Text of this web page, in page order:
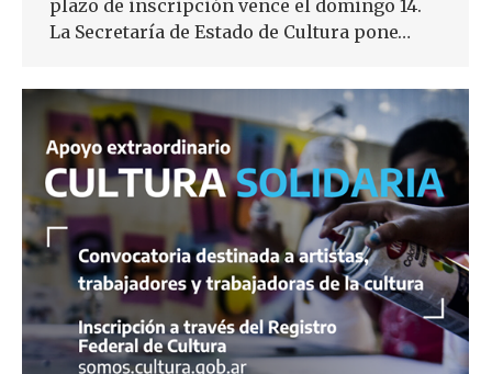
plazo de inscripción vence el domingo 14.
La Secretaría de Estado de Cultura pone…